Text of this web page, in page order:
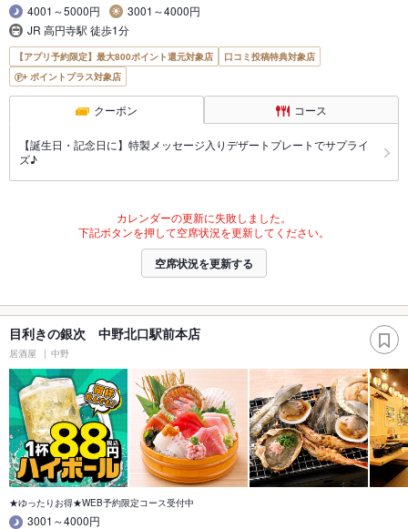
4001～5000円
3001～4000円
JR 高円寺駅 徒歩1分
【アプリ予約限定】最大800ポイント還元対象店
口コミ投稿特典対象店
ポイントプラス対象店
クーポン コース
【誕生日・記念日に】特製メッセージ入りデザートプレートでサプライ
ズ♪
カレンダーの更新に失敗しました。
下記ボタンを押して空席状況を更新してください。
空席状況を更新する
目利きの銀次 中野北口駅前本店
居酒屋 中野
★ゆったりお得★WEB予約限定コース受付中
3001～4000円